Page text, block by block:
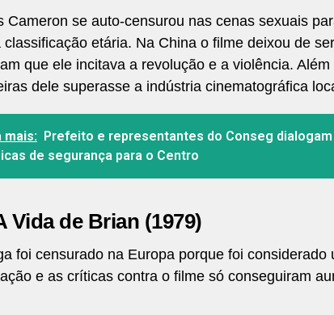
Cameron se auto-censurou nas cenas sexuais
classificação etária. Na China o filme deixou de
que ele incitava a revolução e a violência.
dele superasse a indústria cinematográfica
mais: Prefeito e representantes do Conseg
de segurança para o Centro
Vida de Brian (1979)
foi censurado na Europa porque foi considerado
e as críticas contra o filme só conseguiram